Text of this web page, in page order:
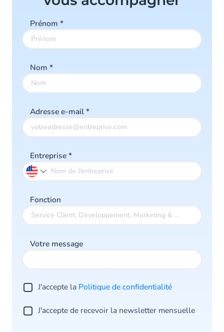
Prénom *
Nom *
Adresse e-mail*
Entreprise*
Fonction
Votre message
J'accepte la Politique de confidentialité
J'accepte de recevoir la newsletter mensuelle